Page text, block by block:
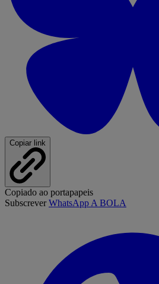
Copiar link
Copiado ao portapapeis
SubscreverWhatsApp A BOLA